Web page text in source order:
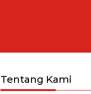
Tentang Kami